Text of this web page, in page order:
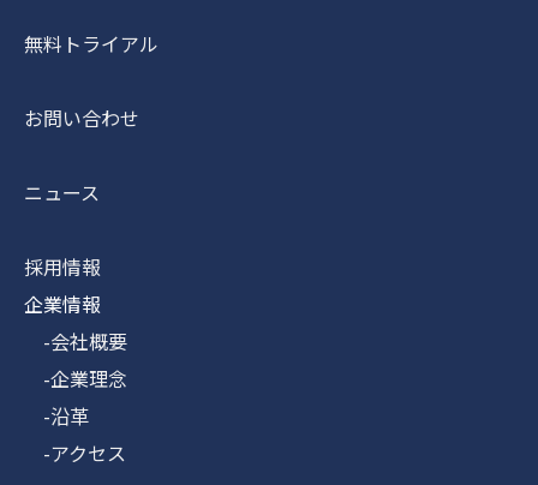
無料トライアル
お問い合わせ
ニュース
採用情報
企業情報
-会社概要
-企業理念
-沿革
-アクセス